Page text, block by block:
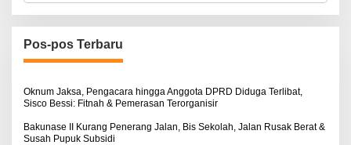
r
i
u
n
u
:
Pos-pos Terbaru
Oknum Jaksa, Pengacara hingga Anggota DPRD Diduga Terlibat,
Sisco Bessi: Fitnah & Pemerasan Terorganisir
Bakunase II Kurang Penerang Jalan, Bis Sekolah, Jalan Rusak Berat &
Susah Pupuk Subsidi